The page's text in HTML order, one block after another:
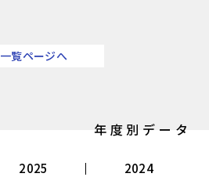
一覧ページへ
年度別データ
2025
2024